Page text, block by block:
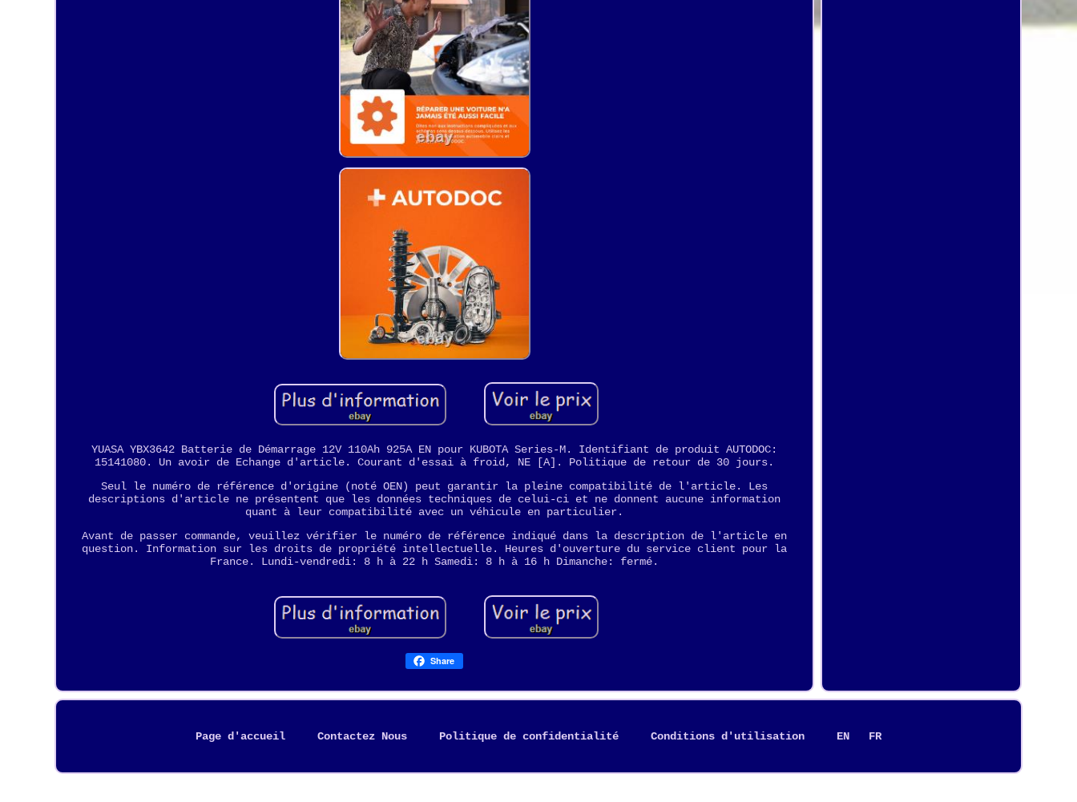
YUASA YBX3642 Batterie de Démarrage 12V 110Ah 925A EN pour KUBOTA Series-M. Identifiant de produit AUTODOC:
15141080. Un avoir de Echange d'article. Courant d'essai à froid, NE [A]. Politique de retour de 30 jours.
Seul le numéro de référence d'origine (noté OEN) peut garantir la pleine compatibilité de l'article. Les
descriptions d'article ne présentent que les données techniques de celui-ci et ne donnent aucune information
quant à leur compatibilité avec un véhicule en particulier.
Avant de passer commande, veuillez vérifier le numéro de référence indiqué dans la description de l'article en
question. Information sur les droits de propriété intellectuelle. Heures d'ouverture du service client pour la
France. Lundi-vendredi: 8 h à 22 h Samedi: 8 h à 16 h Dimanche: fermé.
Share
Page d'accueil Contactez Nous Politique de confidentialité Conditions d'utilisation EN FR